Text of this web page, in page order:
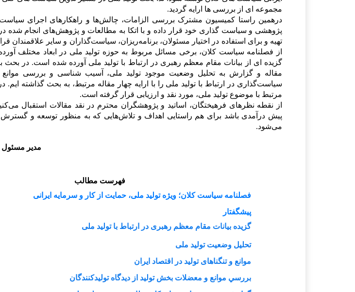
مجموعه ای از بررسی ها ارایه گردید.
درهمین راستا کمیسیون مشترک بررسی الزامات، چالش‌ها و راهکارهای اجرای
پژوهشی و سیاست گذاری خود قرار داده و با اتکا به مطالعات و پژوهش‌های انجام شده
تهیه و برای استفاده در اختیار مسئولان، برنامه‌ریزان، سیاست‌گذاران و سایر علاقمندان
از فصلنامه سیاست کلان، برخی مسائل مربوط به حوزه تولید ملی در ابعاد مختلف
گزیده ای از بیانات مقام معظم رهبری در ارتباط با تولید ملی آورده شده است. در
مقاله و گزارش به تحلیل وضعیت موجود تولید ملی، آسیب شناسی و بررسی
سیاست‌گذاری در ارتباط با تولید ملی را با ارایه چهار مقاله مرتبط، به بحث گذاشته ایم.
مرتبط با موضوع تولید ملی، مورد نقد و ارزیابی قرار گرفته است.
از نقطه نظرهای فرهیختگان، اساتید و پژوهشگران محترم در نقد مقالات استقبال
پیش درآمدی باشد برای هم راستایی اهداف و تلاش‌هایی که به منظور توسعه و گسترش
می‌شود.
مدیر مسئول
فهرست مطالب
فصلنامه سیاست کلان؛ ویژه تولید ملی، حمایت از کار و سرمایه ایرانی
پیشگفتار
گزیده بیانات مقام معظم رهبری در ارتباط با تولید ملی
تحلیل وضعیت تولید ملی
موانع و تنگناهای توليد در اقتصاد ايران
بررسي موانع و معضلات بخش تولید از ديدگاه توليدكنندگان